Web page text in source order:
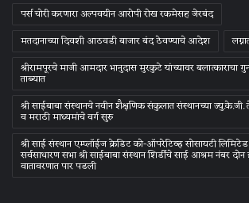
पर्स चोरी करणारा अल्पवयीन आरोपी रोख रकमेसह जेरबंद
मतदानाच्या दिवशी आठवडी बाजार बंद ठेवण्याचे आदेश
श्रीरामपूरचे माजी आमदार भानुदास मुरकुटे यांच्यावर बलात्काराचा
ताब्यात
श्री साईबाबा संस्‍थानचे नवीन शैक्षणिक संकुलात संस्‍थानच्‍या ज्‍यु.के.जी.
व मराठी माध्‍यमांचे वर्ग सुरु
श्री साई संस्थान एम्प्लॉईज क्रेडिट को-ऑपरेटिव्ह सोसायटी लिमिटेड
सर्वसाधारण सभा श्री साईबाबा संस्थान शिर्डीचे साई आश्रम नंबर
वातावरणात पार पडली